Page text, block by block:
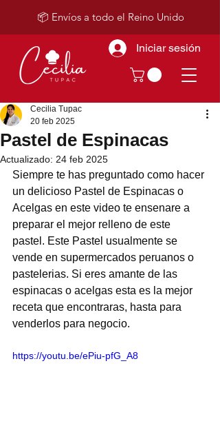
Iniciar sesión
📦 Envíos a todo el Reino Unido
Pastel de Espinacas
Cecilia Tupac
20 feb 2025
Actualizado: 24 feb 2025
Siempre te has preguntado como hacer
un delicioso Pastel de Espinacas o
Acelgas en este video te ensenare a
preparar el mejor relleno de este
pastel. Este Pastel usualmente se
vende en supermercados peruanos o
pastelerias. Si eres amante de las
espinacas o acelgas esta es la mejor
receta que encontraras, hasta para
venderlos para negocio.
https://youtu.be/ePiu-pfG_A8